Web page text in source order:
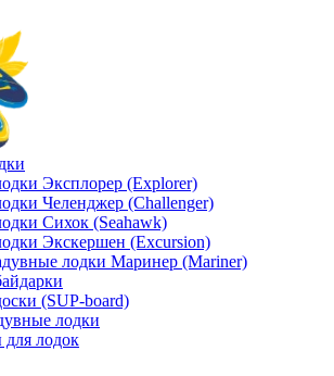
Эксплорер (Explorer)
Челенджер (Challenger)
Сихок (Seahawk)
Экскершен (Excursion)
лодки Маринер (Mariner)
(SUP-board)
лодки
для лодок